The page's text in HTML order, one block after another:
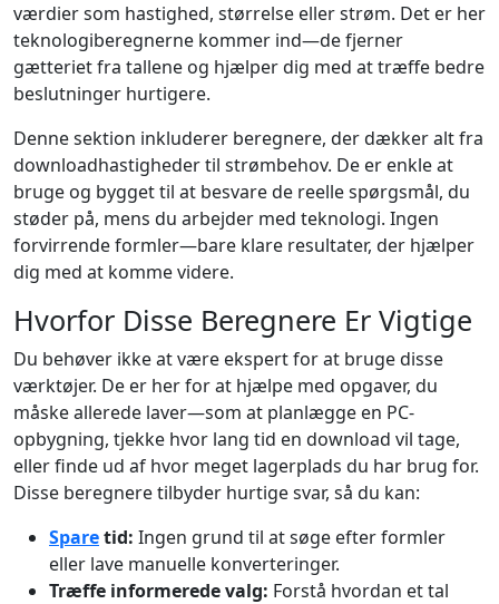
værdier som hastighed, størrelse eller strøm. Det er her
teknologiberegnerne kommer ind—de fjerner
gætteriet fra tallene og hjælper dig med at træffe bedre
beslutninger hurtigere.
Denne sektion inkluderer beregnere, der dækker alt fra
downloadhastigheder til strømbehov. De er enkle at
bruge og bygget til at besvare de reelle spørgsmål, du
støder på, mens du arbejder med teknologi. Ingen
forvirrende formler—bare klare resultater, der hjælper
dig med at komme videre.
Hvorfor Disse Beregnere Er Vigtige
Du behøver ikke at være ekspert for at bruge disse
værktøjer. De er her for at hjælpe med opgaver, du
måske allerede laver—som at planlægge en PC-
opbygning, tjekke hvor lang tid en download vil tage,
eller finde ud af hvor meget lagerplads du har brug for.
Disse beregnere tilbyder hurtige svar, så du kan:
Sparetid: Ingen grund til at søge efter formler
eller lave manuelle konverteringer.
Træffe informerede valg: Forstå hvordan et tal